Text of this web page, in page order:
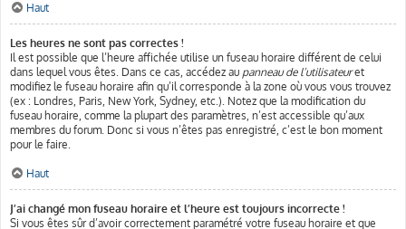
Haut
Les heures ne sont pas correctes !
Il est possible que l’heure affichée utilise un fuseau horaire différent de celui
dans lequel vous êtes. Dans ce cas, accédez au panneau de l’utilisateuret
modifiez le fuseau horaire afin qu’il corresponde à la zone où vous vous trouvez
(ex : Londres, Paris, New York, Sydney, etc.). Notez que la modification du
fuseau horaire, comme la plupart des paramètres, n’est accessible qu’aux
membres du forum. Donc si vous n’êtes pas enregistré, c’est le bon moment
pour le faire.
Haut
J’ai changé mon fuseau horaire et l’heure est toujours incorrecte !
Si vous êtes sûr d’avoir correctement paramétré votre fuseau horaire et que